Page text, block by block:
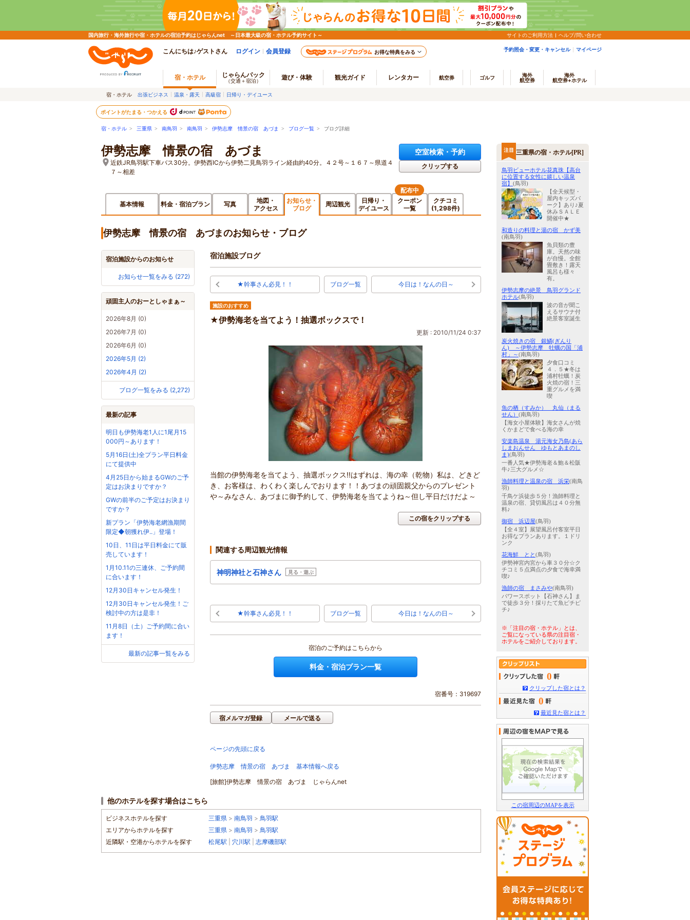
国内旅行・海外旅行や宿・ホテルの宿泊予約はじゃらんnet ～日本最大級の宿・ホテル予約サイト～ サイトのご利用方法 ヘルプ/問い合わせ
こんにちは♪ゲストさん ログイン 会員登録 お得な特典をみる 予約照会・変更・キャンセル マイページ
宿・ホテル じゃらんパック
（交通＋宿泊） 遊び・体験 観光ガイド レンタカー 航空券 ゴルフ
海外
航空券
海外
航空券+ホテル
宿・ホテル 出張ビジネス 温泉・露天 高級宿 日帰り・デイユース
ポイントがたまる・つかえる
宿・ホテル > 三重県 > 南鳥羽 > 南鳥羽 > 伊勢志摩 情景の宿 あづま > ブログ一覧 > ブログ詳細
伊勢志摩 情景の宿 あづま
近鉄JR鳥羽駅下車バス30分。伊勢西ICから伊勢二見鳥羽ライン経由約40分。４２号～１６７～県道４
７～相差
空室検索・予約
クリップする
基本情報 料金・宿泊プラン 写真
地図・
アクセス
お知らせ・
ブログ
周辺観光
日帰り・
デイユース
クーポン
一覧
配布中
クチコミ
(1,298件)
伊勢志摩 情景の宿 あづまのお知らせ・ブログ
宿泊施設からのお知らせ
お知らせ一覧をみる (272)
頑固主人のおーとしゃまぁ～
2026年8月 (0)
2026年7月 (0)
2026年6月 (0)
2026年5月 (2)
2026年4月 (2)
ブログ一覧をみる (2,272)
最新の記事
明日も伊勢海老1人に1尾月15
000円～あります！
5月16日(土)全プラン平日料金
にて提供中
4月25日から始まるGWのご予
定はお決まりですか？
GWの前半のご予定はお決まり
ですか？
新プラン「伊勢海老網漁期間
限定◆朝獲れ伊..」登場！
10日、11日は平日料金にて販
売しています！
1月10.11の三連休、ご予約間
に合います！
12月30日キャンセル発生！
12月30日キャンセル発生！ご
検討中の方は是非！
11月8日（土）ご予約間に合い
ます！
最新の記事一覧をみる
宿泊施設ブログ
★幹事さん必見！！ ブログ一覧 今日は！なんの日～
施設のおすすめ
★伊勢海老を当てよう！抽選ボックスで！
更新 : 2010/11/24 0:37
当館の伊勢海老を当てよう、抽選ボックス!!はずれは、海の幸（乾物）私は、どきど
き、お客様は、わくわく楽しんでおります！！あづまの頑固親父からのプレゼント
や～みなさん、あづまに御予約して、伊勢海老を当てようね～但し平日だけだよ～
この宿をクリップする
関連する周辺観光情報
神明神社と石神さん 見る・遊ぶ
★幹事さん必見！！ ブログ一覧 今日は！なんの日～
宿泊のご予約はこちらから
料金・宿泊プラン一覧
宿番号：319697
宿メルマガ登録 メールで送る
ページの先頭に戻る
伊勢志摩 情景の宿 あづま 基本情報へ戻る
[旅館]伊勢志摩 情景の宿 あづま じゃらんnet
他のホテルを探す場合はこちら
ビジネスホテルを探す 三重県 > 南鳥羽 > 鳥羽駅
エリアからホテルを探す
三重県 > 南鳥羽 > 鳥羽駅
近隣駅・空港からホテルを探す
松尾駅 穴川駅 志摩磯部駅
三重県の宿・ホテル[PR]
鳥羽ビューホテル花真珠【高台
に位置する女性に嬉しい温泉
宿】 (鳥羽)
【全天候型・
屋内キッズパ
ーク】あり♪夏
休みＳＡＬＥ
開催中★
和造りの料理と湯の宿 かず美
(南鳥羽)
魚貝類の豊
庫。天然の味
が自慢。全館
畳敷き！露天
風呂も様々
有。
伊勢志摩の絶景 鳥羽グランド
ホテル(鳥羽)
波の音が聞こ
えるサウナ付
絶景客室誕生
炭火焼きの宿 銀鱗(ぎんり
ん) ～伊勢志摩 牡蠣の国「浦
村」～(南鳥羽)
夕食口コミ
４．５★冬は
浦村牡蠣！炭
火焼の宿！三
重グルメを満
喫
魚の栖（すみか） 丸仙（まる
せん） (南鳥羽)
【海女小屋体験】海女さんが焼
くかまどで食べる海の幸
安楽島温泉 湯元海女乃島(あら
しまおんせん ゆもとあまのし
ま)(鳥羽)
一番人気★伊勢海老＆鮑＆松阪
牛♪三大グルメ☆
漁師料理と温泉の宿 浜栄(南鳥
羽)
千鳥ケ浜徒歩５分！漁師料理と
温泉の宿、貸切風呂は４０分無
料♪
御宿 浜辺屋(鳥羽)
【全４室】展望風呂付客室平日
お得なプランあります。１ドリ
ンク
花海鮮 とと(鳥羽)
伊勢神宮内宮から車３０分☆ク
チコミ５点満点の夕食で海幸満
喫♪
漁師の宿 まさみや(南鳥羽)
パワースポット【石神さん】ま
で徒歩３分！採りたて魚ピチピ
チ♪
※「注目の宿・ホテル」とは、
ご覧になっている県の注目宿・
ホテルをご紹介しております。
0
クリップした宿とは？
0
最近見た宿とは？
この宿周辺のMAPを表示